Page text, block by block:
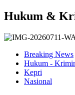
Hukum &
Breaking News
Hukum -
Kepri
Nasional